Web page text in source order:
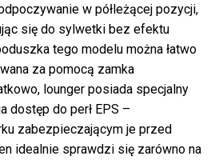
w półleżącej pozycji,
się do sylwetki bez efektu
tego modelu można łatwo
za pomocą zamka
lounger posiada specjalny
dostęp do perł EPS –
zabezpieczającym je przed
idealnie sprawdzi się zarówno na